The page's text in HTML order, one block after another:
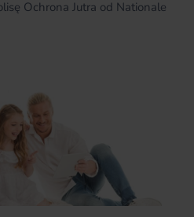
Ochrona Jutra od Nationale